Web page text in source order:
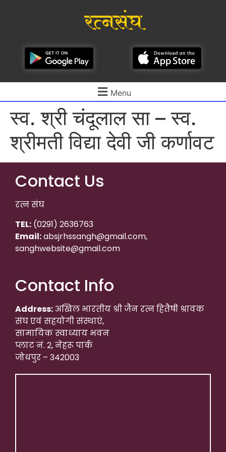
रत्नसंघ
Menu
स्व. श्री चंदूलाल सा – स्व.
श्रीमती विद्या देवी जी कर्णावट
Contact Us
रत्न संघ
TEL: (0291) 2636763
Email:absjrhssangh@gmail.com,
sanghwebsite@gmail.com
Contact Info
Address:अखिल भारतीय श्री जैन रत्न हितैषी श्रावक
संघ एवं सहयोगी संस्थाएं,
सामायिक स्वाध्याय भवन
प्लाट नं. 2, नेहरू पार्क
जोधपुर – 342003